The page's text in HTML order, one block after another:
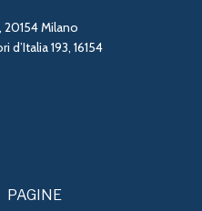
Milano
d’Italia 193, 16154
PAGINE